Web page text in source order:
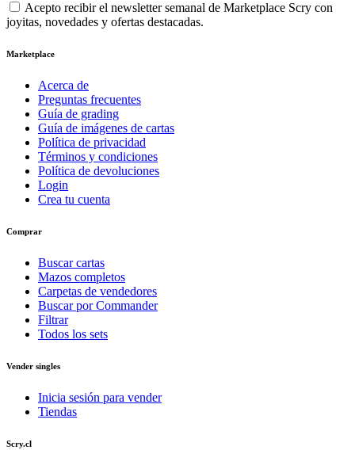
Acepto recibir el newsletter semanal de Marketplace Scry con
joyitas, novedades y ofertas destacadas.
Marketplace
Acerca de
Preguntas frecuentes
Guía de grading
Guía de imágenes de cartas
Política de privacidad
Términos y condiciones
Política de devoluciones
Login
Crea tu cuenta
Comprar
Buscar cartas
Mazos completos
Carpetas de vendedores
Buscar por Commander
Filtrar
Todos los sets
Vender singles
Inicia sesión para vender
Tiendas
Scry.cl